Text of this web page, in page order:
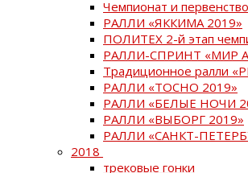
Чемпионат и
РАЛЛИ «ЯККИМА 2019»
ПОЛИТЕХ 2-й этап
РАЛЛИ-СПРИНТ «МИР
Традиционное ралли
РАЛЛИ «ТОСНО 2019»
РАЛЛИ «БЕЛЫЕ НОЧИ
РАЛЛИ «ВЫБОРГ 2019»
РАЛЛИ «САНКТ-
2018
трековые гонки